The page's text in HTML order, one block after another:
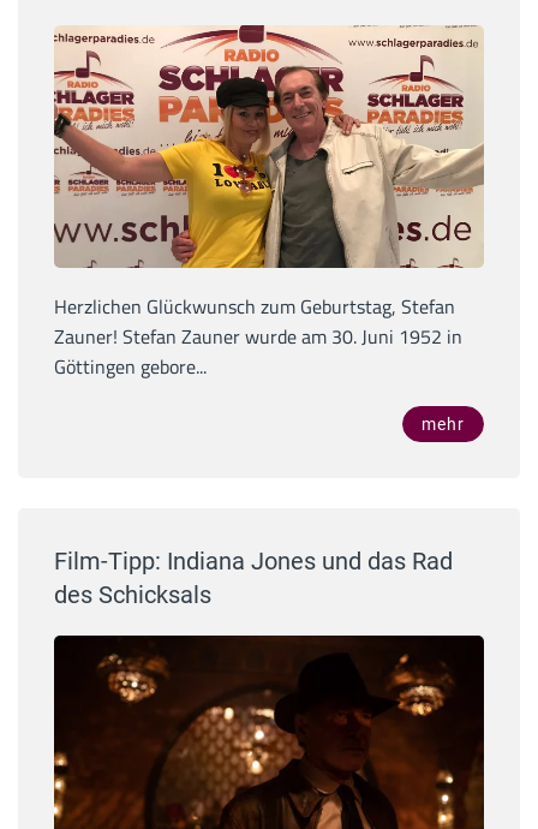
Herzlichen Glückwunsch zum Geburtstag, Stefan
Zauner! Stefan Zauner wurde am 30. Juni 1952 in
Göttingen gebore...
mehr
Film-Tipp: Indiana Jones und das Rad
des Schicksals